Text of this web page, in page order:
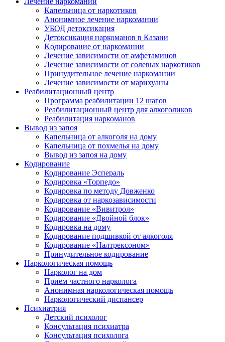
Капельница от наркотиков
Анонимное лечение наркомании
УБОД детоксикация
Детоксикация наркоманов в Казани
Kодирование от наркомании
Лечение зависимости от амфетаминов
Лечение зависимости от солевых наркотиков
Принудительное лечение наркомании
Лечение зависимости от марихуаны
Реабилитационный центр
Программа реабилитации 12 шагов
Реабилитационный центр для алкоголиков
Реабилитация наркоманов
Вывод из запоя
Капельница от алкоголя на дому
Капельница от похмелья на дому
Вывод из запоя на дому
Кодирование
Кодирование Эспераль
Кодировка «Торпедо»
Кодировка по методу Довженко
Кодировка от наркозависимости
Кодирование «Вивитрол»
Кодирование «Двойной блок»
Кодировка на дому
Кодирование подшивкой от алкоголя
Кодирование «Налтрексоном»
Принудительное кодирование
Наркологическая помощь
Нарколог на дом
Прием частного нарколога
Анонимная наркологическая помощь
Наркологический диспансер
Психиатрия
Детский психолог
Консультация психиатра
Консультация психолога